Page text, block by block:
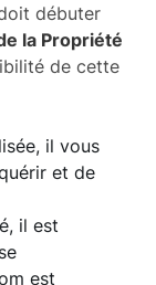
débuter
la Propriété
de cette
il vous
et de
il est
est